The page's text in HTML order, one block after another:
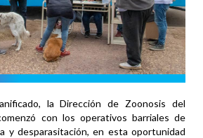
la Dirección de Zoonosis del
con los operativos barriales de
y desparasitación, en esta oportunidad